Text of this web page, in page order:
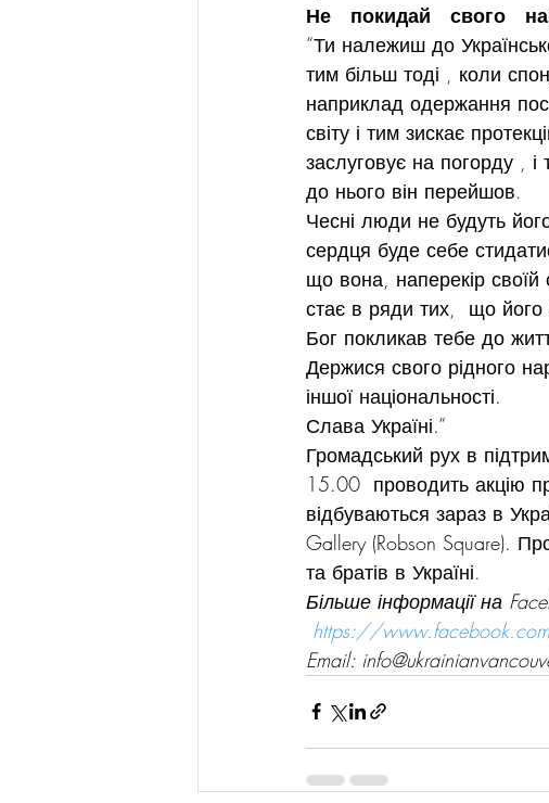
Не   покидай   свого
“Ти належиш до
тим більш тоді , коли
наприклад одержання
світу і тим зискає
заслуговує на погорду ,
до нього він перейшов.
Чесні люди не будуть
сердця буде себе
що вона, наперекір своїй
стає в ряди тих,  що
Бог покликав тебе до
Держися свого рідного
іншої національності.
Слава Україні.”
Громадський рух в
15.00  проводить акцію
відбуваються зараз в
Gallery (Robson Square).
та братів в Україні.
Більше інформації на
https://
Email: